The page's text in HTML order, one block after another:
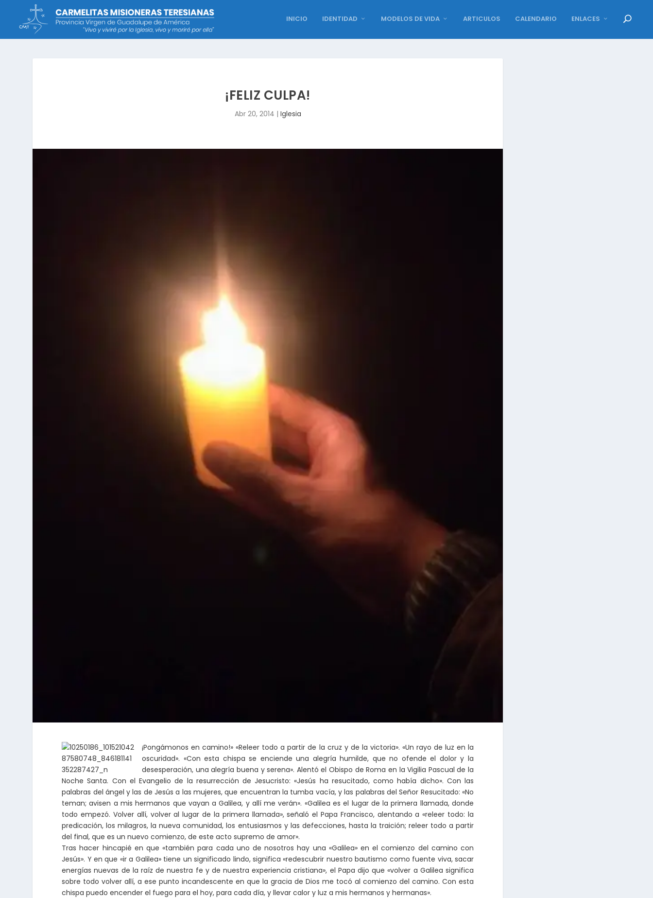
INICIO IDENTIDAD MODELOS DE VIDA ARTICULOS CALENDARIO ENLACES
¡FELIZ CULPA!
Abr 20, 2014 | Iglesia
¡Pongámonos en camino!» «Releer todo a partir de la cruz y de la victoria». «Un rayo de luz en la
oscuridad». «Con esta chispa se enciende una alegría humilde, que no ofende el dolor y la
desesperación, una alegría buena y serena». Alentó el Obispo de Roma en la Vigilia Pascual de la
Noche Santa. Con el Evangelio de la resurrección de Jesucristo: «Jesús ha resucitado, como había dicho». Con las
palabras del ángel y las de Jesús a las mujeres, que encuentran la tumba vacía, y las palabras del Señor Resucitado: «No
teman; avisen a mis hermanos que vayan a Galilea, y allí me verán». «Galilea es el lugar de la primera llamada, donde
todo empezó. Volver allí, volver al lugar de la primera llamada», señaló el Papa Francisco, alentando a «releer todo: la
predicación, los milagros, la nueva comunidad, los entusiasmos y las defecciones, hasta la traición; releer todo a partir
del final, que es un nuevo comienzo, de este acto supremo de amor».
Tras hacer hincapié en que «también para cada uno de nosotros hay una «Galilea» en el comienzo del camino con
Jesús». Y en que «ir a Galilea» tiene un significado lindo, significa «redescubrir nuestro bautismo como fuente viva, sacar
energías nuevas de la raíz de nuestra fe y de nuestra experiencia cristiana», el Papa dijo que «volver a Galilea significa
sobre todo volver allí, a ese punto incandescente en que la gracia de Dios me tocó al comienzo del camino. Con esta
chispa puedo encender el fuego para el hoy, para cada día, y llevar calor y luz a mis hermanos y hermanas».